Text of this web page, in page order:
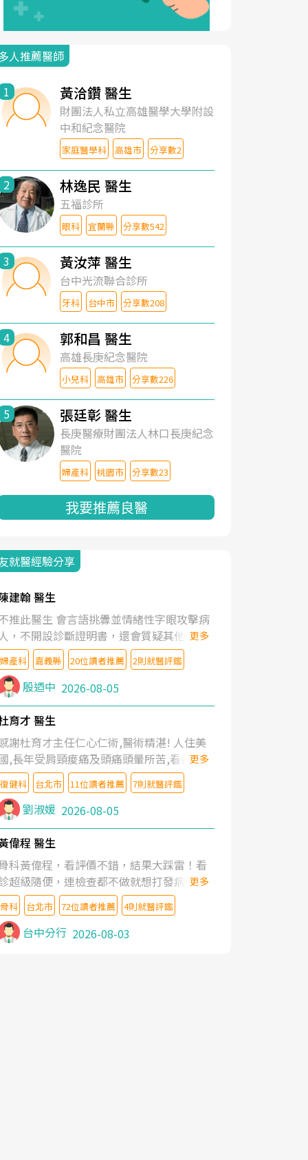
人推薦醫師
1 黃洽鑽 醫生
財團法人私立高雄醫學大學附設
中和紀念醫院
家庭醫學科 高雄市 分享數2
2 林逸民 醫生
五福診所
眼科 宜蘭縣 分享數542
3 黃汝萍 醫生
台中光流聯合診所
牙科 台中市 分享數208
4 郭和昌 醫生
高雄長庚紀念醫院
小兒科 高雄市 分享數226
5 張廷彰 醫生
長庚醫療財團法人林口長庚紀念
醫院
婦產科 桃園市 分享數23
我要推薦良醫
就醫經驗分享
建翰 醫生
推此醫生 會言語挑釁並情緒性字眼攻擊病
，不開設診斷證明書，還會質疑其他醫生
判斷！
更多
婦產科 嘉義縣 20位讀者推薦 2則就醫評鑑
殷迺中 2026-08-05
育才 醫生
謝杜育才主任仁心仁術,醫術精湛! 人住美
,長年受肩頸痠痛及頭痛頭暈所苦,看遍名醫
授,做了各種檢查,也嘗試過西醫打針,中醫
灸及物理徒手治療都沒有用,後來連吃到嗎
類止痛藥都效果有限,只是壓症狀,沒多久就
起來,多年失眠嚴重影響生活品質. 台灣親
介紹忠孝醫院杜育才主任是頸頭症候群專
,上網搜尋杜主任相關文章新聞跟網路評價
後,下定決心飛回台北找杜醫師診治. 杜主
的乾針跟增生治療真的很厲害,第一次乾針
覺得整個肩頸鬆開,回家特別好睡,經過幾次
療,長年頑疾已經好了大半,杜主任除了打針
厲害,還會一直交代要改善姿勢跟好好做運
更多
復健科 台北市 11位讀者推薦 7則就醫評鑑
劉淑媛 2026-08-05
偉程 醫生
科黃偉程，看評價不錯，結果大踩雷！看
超級隨便，連檢查都不做就想打發病人，
好大的官威 ... 想詢問病情還被陰陽怪氣嘲
一番。可能好評帶來的大頭症，變得自負
尊重病人。醫術也不行，畢竟連檢查都懶
做，治療會有用才怪。大家避雷吧！
更多
骨科 台北市 72位讀者推薦 4則就醫評鑑
台中分行 2026-08-03